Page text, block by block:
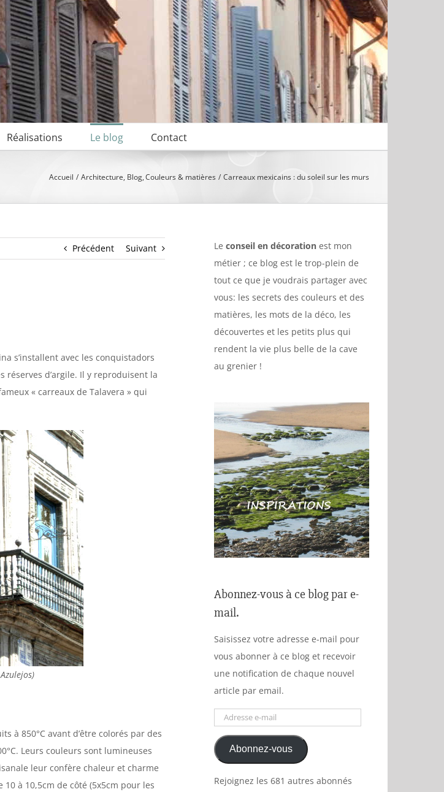
Réalisations Le blog Contact
Accueil Architecture Blog Couleurs & matières Carreaux mexicains : du soleil sur les murs
Précédent Suivant
s’installent avec les conquistadors
d’argile. Il y reproduisent la
« carreaux de Talavera » qui
à 850°C avant d’être colorés par des
Leurs couleurs sont lumineuses
leur confère chaleur et charme
à 10,5cm de côté (5x5cm pour les
Le conseil en décoration est mon
métier ; ce blog est le trop-plein de
tout ce que je voudrais partager avec
vous: les secrets des couleurs et des
matières, les mots de la déco, les
découvertes et les petits plus qui
rendent la vie plus belle de la cave
au grenier !
Abonnez-vous à ce blog par e-
mail.
Saisissez votre adresse e-mail pour
vous abonner à ce blog et recevoir
une notification de chaque nouvel
article par email.
Adresse
mailAbonnez-vous
Rejoignez les 681 autres abonnés